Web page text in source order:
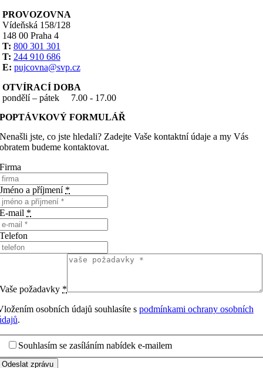
PROVOZOVNA
Vídeňská 158/128
148 00 Praha 4
T: 800 301 301
T: 244 910 686
E: pujcovna@svp.cz
OTVÍRACÍ DOBA
pondělí – pátek
7.00 - 17.00
POPTÁVKOVÝ FORMULÁŘ
Nenašli jste, co jste hledali? Zadejte Vaše kontaktní údaje a my Vás
obratem budeme kontaktovat.
Firma
Jméno a příjmení *
E-mail *
Telefon
Vaše požadavky *
osobních údajů souhlasíte s podmínkami ochrany osobních
.
Souhlasím se zasíláním nabídek e-mailem
Odeslat zprávu